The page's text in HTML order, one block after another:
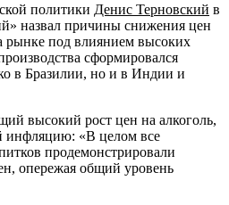
политики Денис Терновский в
назвал причины снижения цен
рынке под влиянием высоких
сформировался
в Бразилии, но и в Индии и
высокий рост цен на алкоголь,
инфляцию: «В целом все
продемонстрировали
опережая общий уровень